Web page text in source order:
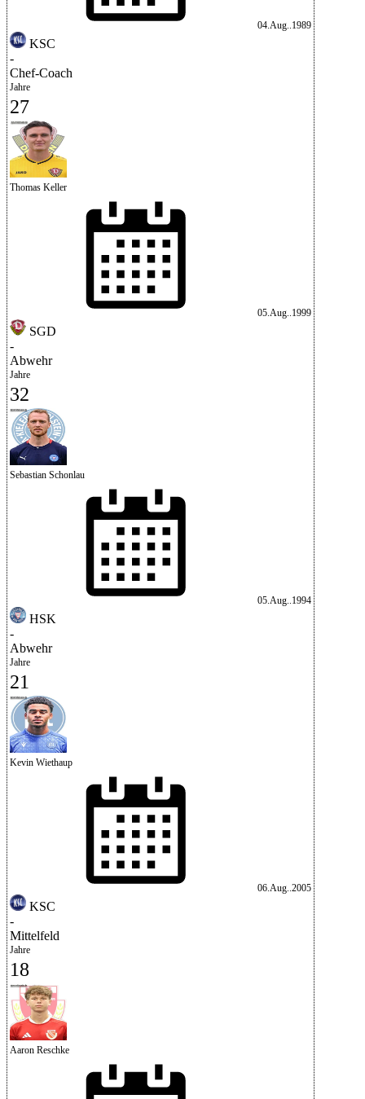
04.Aug..1989
KSC
-
Chef-Coach
Jahre
27
Thomas Keller
05.Aug..1999
SGD
-
Abwehr
Jahre
32
Sebastian Schonlau
05.Aug..1994
HSK
-
Abwehr
Jahre
21
Kevin Wiethaup
06.Aug..2005
KSC
-
Mittelfeld
Jahre
18
Aaron Reschke